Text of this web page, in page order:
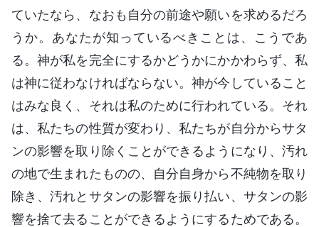
ていたなら、なおも自分の前途や願いを求めるだろ
うか。あなたが知っているべきことは、こうであ
る。神が私を完全にするかどうかにかかわらず、私
は神に従わなければならない。神が今していること
はみな良く、それは私のために行われている。それ
は、私たちの性質が変わり、私たちが自分からサタ
ンの影響を取り除くことができるようになり、汚れ
の地で生まれたものの、自分自身から不純物を取り
除き、汚れとサタンの影響を振り払い、サタンの影
響を捨て去ることができるようにするためである。